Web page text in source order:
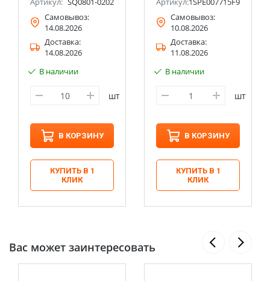
Самовывоз:
14.08.2026
Доставка:
14.08.2026
В наличии
шт
В КОРЗИНУ
КУПИТЬ В 1
КЛИК
Самовывоз:
10.08.2026
Доставка:
11.08.2026
В наличии
шт
В КОРЗИНУ
КУПИТЬ В 1
КЛИК
Вас может заинтересовать